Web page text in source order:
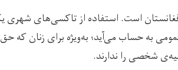
است. استفاده از تاکسی‌های شهری
به حساب می‌آید؛ به‌ویژه برای زنان که حق
شخصی را ندارند.